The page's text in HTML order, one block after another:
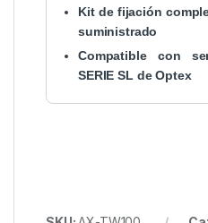
Kit de fijación
suministrado
Compatible con
SERIE SL de Optex